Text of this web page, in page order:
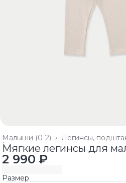
Легинсы,
Малыши (0-2) ›
Главная ›
Мягкие легинсы для
2 990 ₽
Размер